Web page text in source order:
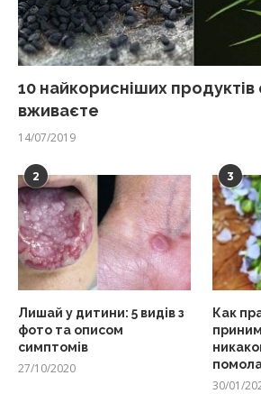
10 найкорисніших продуктів
вживаєте
14/07/2019
2
Лишай у дитини: 5 видів з
фото та описом
симптомів
27/10/2020
3
Как
30/01/